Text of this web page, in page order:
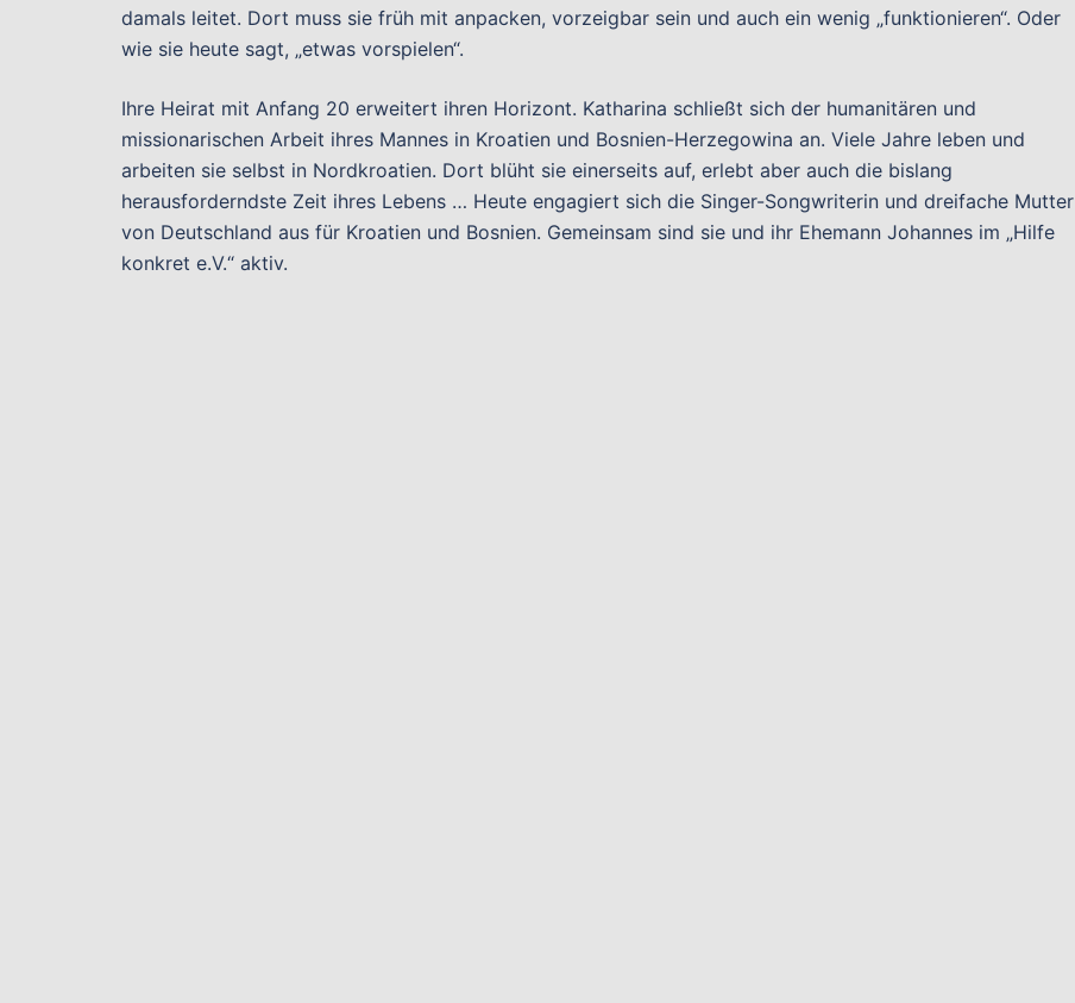
damals leitet. Dort muss sie früh mit anpacken, vorzeigbar sein und auch ein wenig „funktionieren“. Oder
wie sie heute sagt, „etwas vorspielen“.
Ihre Heirat mit Anfang 20 erweitert ihren Horizont. Katharina schließt sich der humanitären und
missionarischen Arbeit ihres Mannes in Kroatien und Bosnien-Herzegowina an. Viele Jahre leben und
arbeiten sie selbst in Nordkroatien. Dort blüht sie einerseits auf, erlebt aber auch die bislang
herausforderndste Zeit ihres Lebens … Heute engagiert sich die Singer-Songwriterin und dreifache Mutter
von Deutschland aus für Kroatien und Bosnien. Gemeinsam sind sie und ihr Ehemann Johannes im „Hilfe
konkret e.V.“ aktiv.